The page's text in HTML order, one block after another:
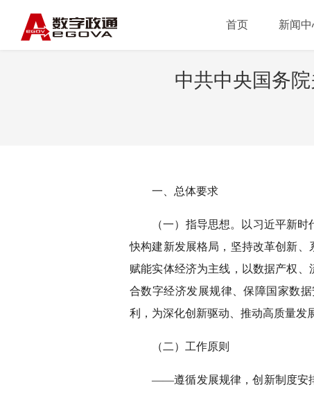
首页 新闻
中共中央国务
一、总体要求
（一）指导思想。以习近平新
快构建新发展格局，坚持改革创新、
赋能实体经济为主线，以数据产权
合数字经济发展规律、保障国家数
利，为深化创新驱动、推动高质量发
（二）工作原则
——遵循发展规律，创新制度安